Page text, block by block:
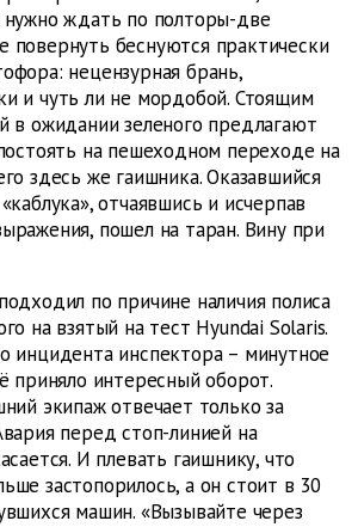
нужно ждать по полторы-две
беснуются практически
нецензурная брань,
и чуть ли не мордобой. Стоящим
в ожидании зеленого предлагают
на пешеходном переходе на
здесь же гаишника. Оказавшийся
отчаявшись и исчерпав
пошел на таран. Вину при
по причине наличия полиса
на взятый на тест Hyundai Solaris.
инцидента инспектора – минутное
приняло интересный оборот.
экипаж отвечает только за
перед стоп-линией на
И плевать гаишнику, что
застопорилось, а он стоит в 30
машин. «Вызывайте через